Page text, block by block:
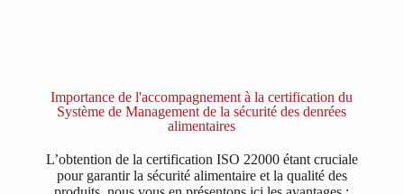
Importance de l'accompagnement à la certification du
Système de Management de la sécurité des denrées
alimentaires
L’obtention de la certification ISO 22000 étant cruciale
pour garantir la sécurité alimentaire et la qualité des